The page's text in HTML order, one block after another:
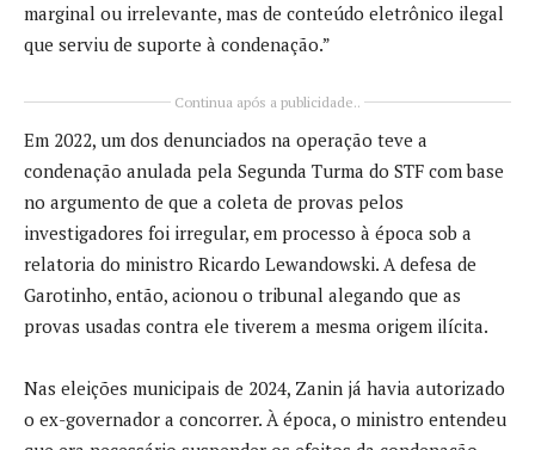
marginal ou irrelevante, mas de conteúdo eletrônico ilegal
que serviu de suporte à condenação.”
Continua após a publicidade..
Em 2022, um dos denunciados na operação teve a
condenação anulada pela Segunda Turma do STF com base
no argumento de que a coleta de provas pelos
investigadores foi irregular, em processo à época sob a
relatoria do ministro Ricardo Lewandowski. A defesa de
Garotinho, então, acionou o tribunal alegando que as
provas usadas contra ele tiverem a mesma origem ilícita.
Nas eleições municipais de 2024, Zanin já havia autorizado
o ex-governador a concorrer. À época, o ministro entendeu